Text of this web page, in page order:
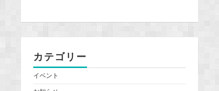
カテゴリー
イベント